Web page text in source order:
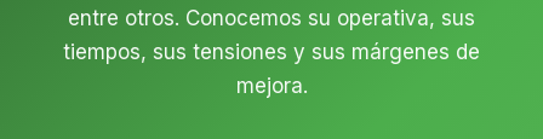
entre otros. Conocemos su operativa, sus
tiempos, sus tensiones y sus márgenes de
mejora.